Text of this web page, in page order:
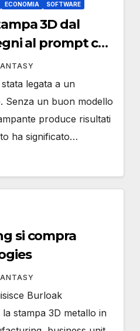
ECONOMIA SOFTWARE
3D dal
al prompt che
legata a un
Senza un buon modello
produce risultati
ha significato…
si compra
Burloak
stampa 3D metallo in